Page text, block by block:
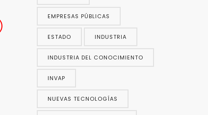
EMPRESAS PÚBLICAS
ESTADO INDUSTRIA
INDUSTRIA DEL CONOCIMIENTO
INVAP
NUEVAS TECNOLOGÍAS